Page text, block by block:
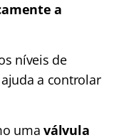
a
níveis de
a controlar
umaválvula